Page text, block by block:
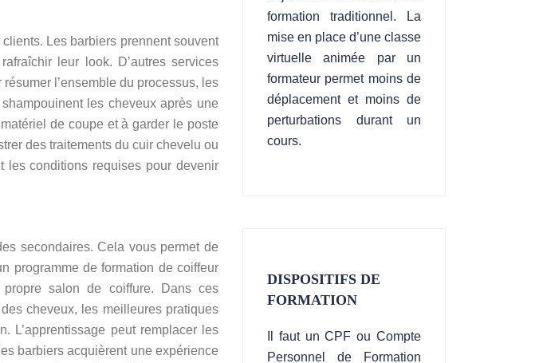
Les barbiers prennent souvent
leur look. D’autres services
l’ensemble du processus, les
les cheveux après une
de coupe et à garder le poste
des traitements du cuir chevelu ou
les conditions requises pour devenir
secondaires. Cela vous permet de
programme de formation de coiffeur
salon de coiffure. Dans ces
cheveux, les meilleures pratiques
L’apprentissage peut remplacer les
barbiers acquièrent une expérience
formation traditionnel. La
mise en place d’une classe
virtuelle animée par un
formateur permet moins de
déplacement et moins de
perturbations durant un
cours.
DISPOSITIFS DE
FORMATION
Il faut un CPF ou Compte
Personnel de Formation